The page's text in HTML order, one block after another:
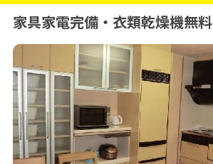
家具家電完備・衣類乾燥機無料